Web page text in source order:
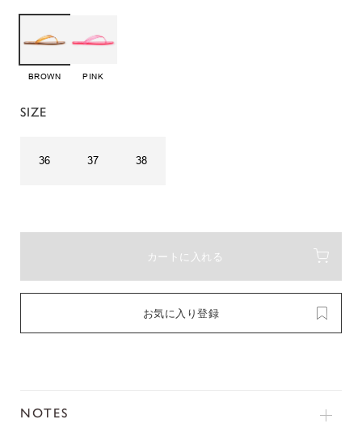
BROWN PINK
SIZE
36 37 38
カートに入れる
お気に入り登録
NOTES